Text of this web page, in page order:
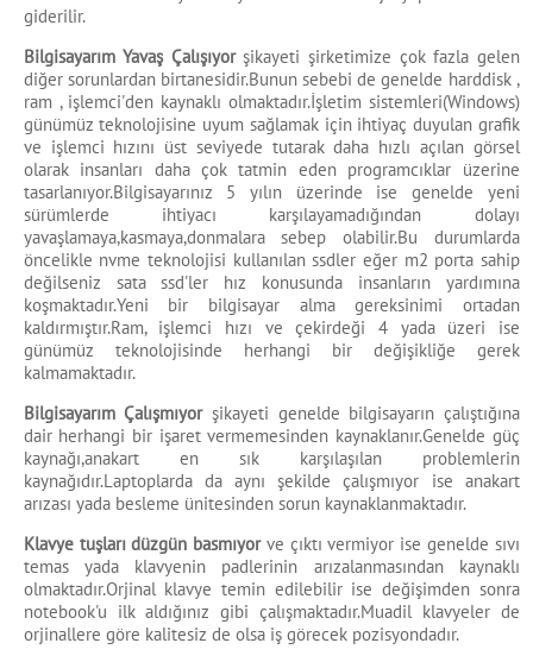
giderilir.
Bilgisayarım Yavaş Çalışıyorşikayeti şirketimize çok fazla gelen
diğer sorunlardan birtanesidir.Bunun sebebi de genelde harddisk ,
ram , işlemci'den kaynaklı olmaktadır.İşletim sistemleri(Windows)
günümüz teknolojisine uyum sağlamak için ihtiyaç duyulan grafik
ve işlemci hızını üst seviyede tutarak daha hızlı açılan görsel
olarak insanları daha çok tatmin eden programcıklar üzerine
tasarlanıyor.Bilgisayarınız 5 yılın üzerinde ise genelde yeni
sürümlerde ihtiyacı karşılayamadığından dolayı
yavaşlamaya,kasmaya,donmalara sebep olabilir.Bu durumlarda
öncelikle nvme teknolojisi kullanılan ssdler eğer m2 porta sahip
değilseniz sata ssd'ler hız konusunda insanların yardımına
koşmaktadır.Yeni bir bilgisayar alma gereksinimi ortadan
kaldırmıştır.Ram, işlemci hızı ve çekirdeği 4 yada üzeri ise
günümüz teknolojisinde herhangi bir değişikliğe gerek
kalmamaktadır.
Bilgisayarım Çalışmıyor şikayeti genelde bilgisayarın çalıştığına
dair herhangi bir işaret vermemesinden kaynaklanır.Genelde güç
kaynağı,anakart en sık karşılaşılan problemlerin
kaynağıdır.Laptoplarda da aynı şekilde çalışmıyor ise anakart
arızası yada besleme ünitesinden sorun kaynaklanmaktadır.
Klavye tuşları düzgün basmıyor ve çıktı vermiyor ise genelde sıvı
temas yada klavyenin padlerinin arızalanmasından kaynaklı
olmaktadır.Orjinal klavye temin edilebilir ise değişimden sonra
notebook'u ilk aldığınız gibi çalışmaktadır.Muadil klavyeler de
orjinallere göre kalitesiz de olsa iş görecek pozisyondadır.